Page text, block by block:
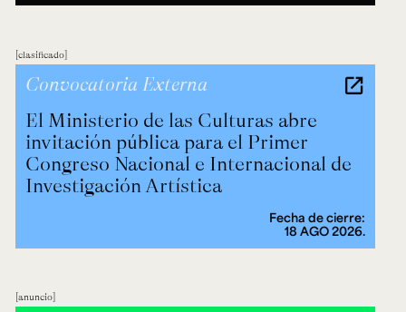
clasificado
El Ministerio de las Culturas abre
invitación pública para el Primer
Congreso Nacional e Internacional de
Investigación Artística
Convocatoria Externa
Fecha de cierre:
18 AGO 2026.
anuncio